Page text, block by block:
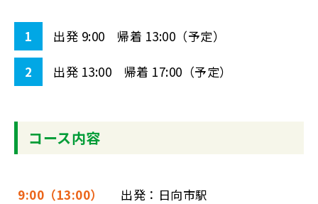
1
出発 9:00 帰着 13:00（予定）
2
出発 13:00 帰着 17:00（予定）
コース内容
9:00（13:00） 出発：日向市駅